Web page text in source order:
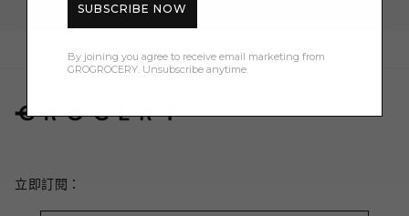
立即訂閱：
SUBSCRIBE NOW
By joining you agree to receive email marketing from
GROGROCERY. Unsubscribe anytime.